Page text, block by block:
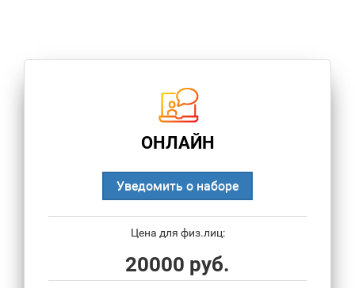
ОНЛАЙН
Уведомить о наборе
Цена для физ.лиц:
20000 руб.